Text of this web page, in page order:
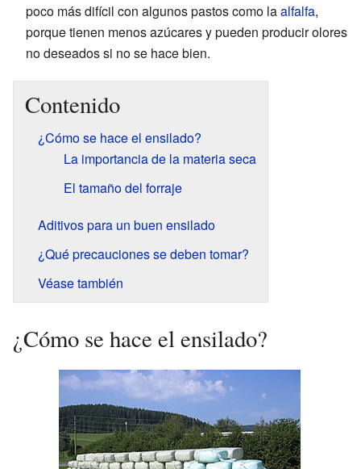
poco más difícil con algunos pastos como laalfalfa,
porque tienen menos azúcares y pueden producir olores
no deseados si no se hace bien.
Contenido
¿Cómo se hace el ensilado?
La importancia de la materia seca
El tamaño del forraje
Aditivos para un buen ensilado
¿Qué precauciones se deben tomar?
Véase también
¿Cómo se hace el ensilado?